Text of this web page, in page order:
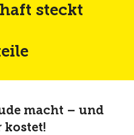
steckt
macht – und
kostet!